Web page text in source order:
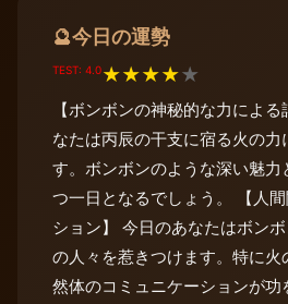
🔮今日の運勢
TEST: 4.0★★★★★
【ボンボンの神秘的な力によ
なたは丙辰の干支に宿る火の力
す。ボンボンのような深い魅力
つ一日となるでしょう。 【人
ション】 今日のあなたはボン
の人々を惹きつけます。特に火
然体のコミュニケーションが功